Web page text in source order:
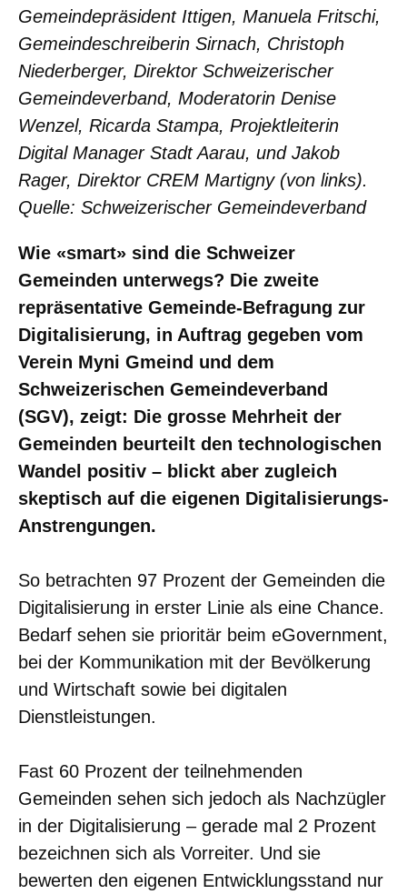
Gemeindepräsident Ittigen, Manuela Fritschi,
Gemeindeschreiberin Sirnach, Christoph
Niederberger, Direktor Schweizerischer
Gemeindeverband, Moderatorin Denise
Wenzel, Ricarda Stampa, Projektleiterin
Digital Manager Stadt Aarau, und Jakob
Rager, Direktor CREM Martigny (von links).
Quelle: Schweizerischer Gemeindeverband
Wie «smart» sind die Schweizer
Gemeinden unterwegs? Die zweite
repräsentative Gemeinde-Befragung zur
Digitalisierung, in Auftrag gegeben vom
Verein Myni Gmeind und dem
Schweizerischen Gemeindeverband
(SGV), zeigt: Die grosse Mehrheit der
Gemeinden beurteilt den technologischen
Wandel positiv – blickt aber zugleich
skeptisch auf die eigenen Digitalisierungs-
Anstrengungen.
So betrachten 97 Prozent der Gemeinden die
Digitalisierung in erster Linie als eine Chance.
Bedarf sehen sie prioritär beim eGovernment,
bei der Kommunikation mit der Bevölkerung
und Wirtschaft sowie bei digitalen
Dienstleistungen.
Fast 60 Prozent der teilnehmenden
Gemeinden sehen sich jedoch als Nachzügler
in der Digitalisierung – gerade mal 2 Prozent
bezeichnen sich als Vorreiter. Und sie
bewerten den eigenen Entwicklungsstand nur